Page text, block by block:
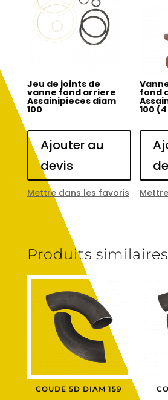
Jeu de joints de
vanne fond arriere
Assainipieces diam
100
Ajouter au
devis
Mettre dans les favoris
fond
100
Produits similaires
COUDE 5D DIAM 159